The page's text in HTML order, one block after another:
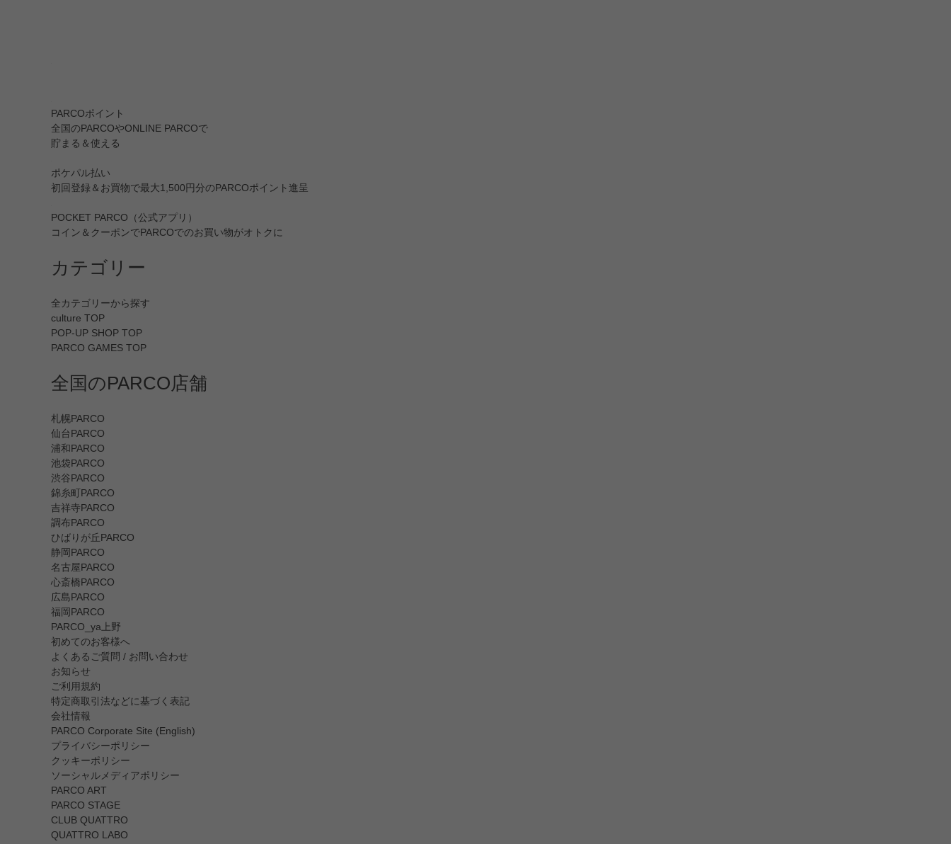
PARCOポイント
全国のPARCOやONLINE PARCOで
貯まる＆使える
ポケパル払い
初回登録＆お買物で最大1,500円分のPARCOポイント進呈
POCKET PARCO（公式アプリ）
コイン＆クーポンでPARCOでのお買い物がオトクに
カテゴリー
全カテゴリーから探す
culture TOP
POP-UP SHOP TOP
PARCO GAMES TOP
全国のPARCO店舗
札幌PARCO
仙台PARCO
浦和PARCO
池袋PARCO
渋谷PARCO
錦糸町PARCO
吉祥寺PARCO
調布PARCO
ひばりが丘PARCO
静岡PARCO
名古屋PARCO
心斎橋PARCO
広島PARCO
福岡PARCO
PARCO_ya上野
初めてのお客様へ
よくあるご質問 / お問い合わせ
お知らせ
ご利用規約
特定商取引法などに基づく表記
会社情報
PARCO Corporate Site (English)
プライバシーポリシー
クッキーポリシー
ソーシャルメディアポリシー
PARCO ART
PARCO STAGE
CLUB QUATTRO
QUATTRO LABO